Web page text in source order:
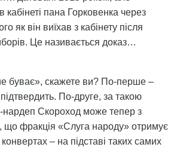
кабінеті пана Горковенка через
як він виїхав з кабінету після
Це називається доказ…
буває», скажете ви? По-перше –
По-друге, за такою
нардеп Скороход може тепер з
що фракція «Слуга народу» отримує
– на підставі таких самих